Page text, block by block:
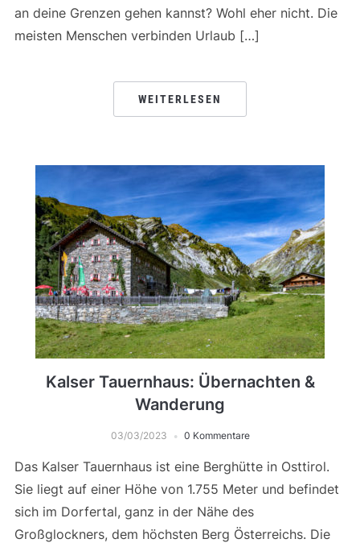
an deine Grenzen gehen kannst? Wohl eher nicht. Die
meisten Menschen verbinden Urlaub […]
WEITERLESEN
Kalser Tauernhaus: Übernachten &
Wanderung
03/03/2023 0 Kommentare
Das Kalser Tauernhaus ist eine Berghütte in Osttirol.
Sie liegt auf einer Höhe von 1.755 Meter und befindet
sich im Dorfertal, ganz in der Nähe des
Großglockners, dem höchsten Berg Österreichs. Die